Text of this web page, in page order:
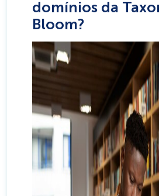
domínios da
Bloom?